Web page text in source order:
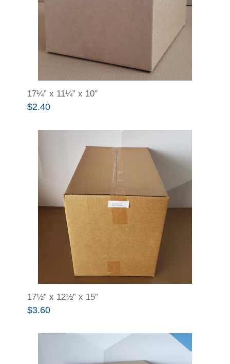
17¼” x 11¼” x 10″
$2.40
17½” x 12½” x 15″
$3.60